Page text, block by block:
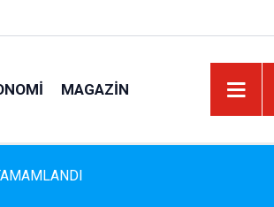
MAGAZIN
Çalışmaları Sürüyor